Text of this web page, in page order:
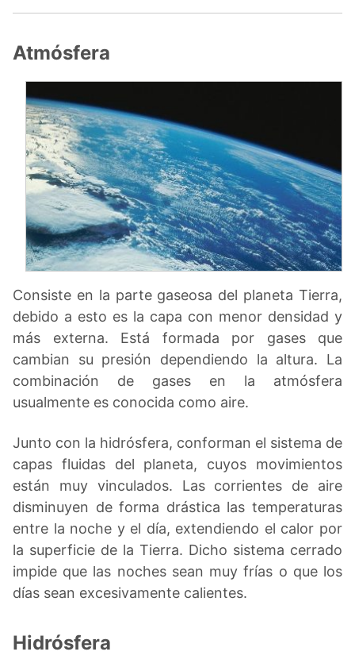
Atmósfera
Consiste en la parte gaseosa del planeta Tierra,
debido a esto es la capa con menor densidad y
más externa. Está formada por gases que
cambian su presión dependiendo la altura. La
combinación de gases en la atmósfera
usualmente es conocida como aire.
Junto con la hidrósfera, conforman el sistema de
capas fluidas del planeta, cuyos movimientos
están muy vinculados. Las corrientes de aire
disminuyen de forma drástica las temperaturas
entre la noche y el día, extendiendo el calor por
la superficie de la Tierra. Dicho sistema cerrado
impide que las noches sean muy frías o que los
días sean excesivamente calientes.
Hidrósfera